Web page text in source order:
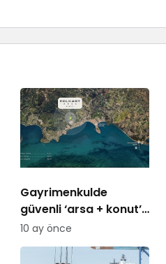
Gayrimenkulde
güvenli ‘arsa + konut’
modelleri gündemde
10 ay önce